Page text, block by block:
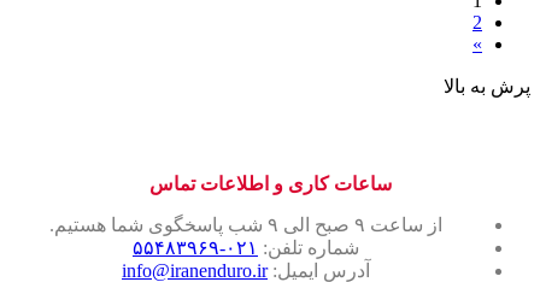
2
»
پرش به بالا
ساعات کاری و اطلاعات تماس
از ساعت ۹ صبح الی ۹ شب پاسخگوی شما هستیم.
شماره تلفن: ۰۲۱-۵۵۴۸۳۹۶۹
آدرس ایمیل:info@iranenduro.ir